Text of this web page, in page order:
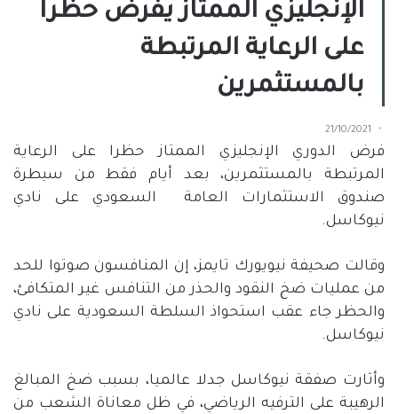
الإنجليزي الممتاز يفرض حظراً
على الرعاية المرتبطة
بالمستثمرين
21/10/2021
فرض الدوري الإنجليزي الممتاز حظرا على الرعاية
المرتبطة بالمستثمرين، بعد أيام فقط من سيطرة
صندوق الاستثمارات العامة
السعودي على نادي
نيوكاسل.
وقالت صحيفة نيويورك تايمز، إن المنافسون صوتوا للحد
من عمليات ضخ النقود والحذر من التنافس غير المتكافئ،
والحظر جاء عقب استحواذ السلطة السعودية على نادي
نيوكاسل.
وأثارت صفقة نيوكاسل جدلا عالميا، بسبب ضخ المبالغ
الرهيبة على الترفيه الرياضي، في ظل معاناة الشعب من